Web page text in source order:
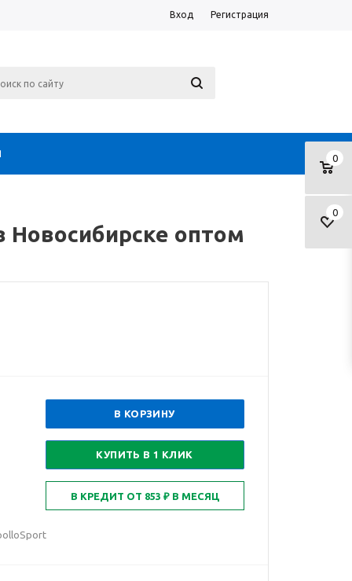
Вход Регистрация
0
0
оптом
В КОРЗИНУ
КУПИТЬ В 1 КЛИК